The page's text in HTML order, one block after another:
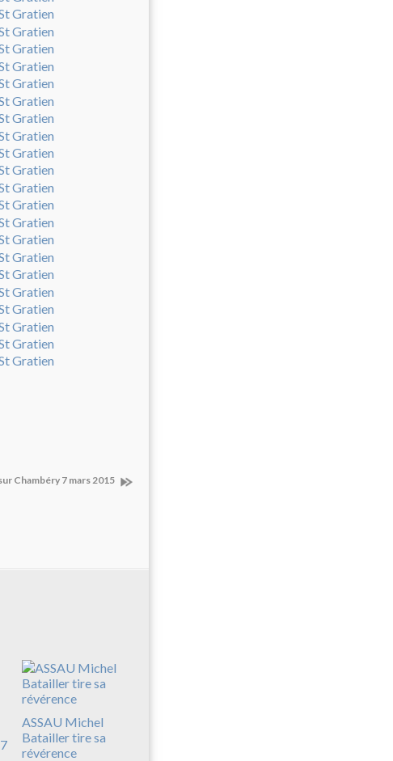
Chambéry 7 mars 2015
ASSAU Michel
Batailler tire sa
révérence